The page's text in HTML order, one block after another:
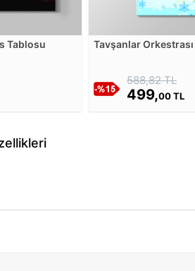
Tablosu Tavşanlar
588,82 TL
499,00 TL